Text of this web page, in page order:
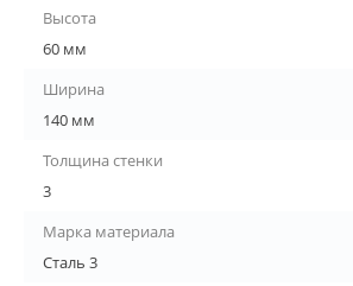
Высота
60 мм
Ширина
140 мм
Толщина стенки
3
Марка материала
Сталь 3